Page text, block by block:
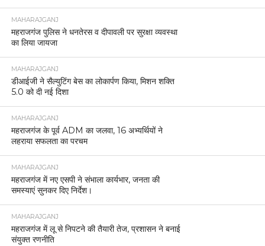
MAHARAJGANJ
महराजगंज पुलिस ने धनतेरस व दीपावली पर सुरक्षा व्यवस्था
का लिया जायजा
MAHARAJGANJ
डीआईजी ने सैल्युटिंग बेस का लोकार्पण किया, मिशन शक्ति
5.0 को दी नई दिशा
MAHARAJGANJ
महराजगंज के पूर्व ADM का जलवा, 16 अभ्यर्थियों ने
लहराया सफलता का परचम
MAHARAJGANJ
महराजगंज में नए एसपी ने संभाला कार्यभार, जनता की
समस्याएं सुनकर दिए निर्देश।
MAHARAJGANJ
महराजगंज में लू से निपटने की तैयारी तेज, प्रशासन ने बनाई
संयुक्त रणनीति